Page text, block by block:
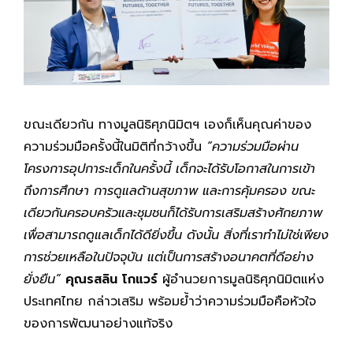
ขณะเดียวกัน ทางมูลนิธิศุภนิมิตฯ เองก็เห็นคุณค่าของ
ความร่วมมือครั้งนี้ในมิติที่กว้างขึ้น “ความร่วมมือผ่าน
โครงการอุปการะเด็กในครั้งนี้ เด็กจะได้รับโอกาสในการเข้า
ถึงการศึกษา การดูแลด้านสุขภาพ และการคุ้มครอง ขณะ
เดียวกันครอบครัวและชุมชนก็ได้รับการเสริมสร้างศักยภาพ
เพื่อสามารถดูแลเด็กได้ดียิ่งขึ้น ดังนั้น สิ่งที่เราทำไม่ใช่เพียง
การช่วยเหลือในปัจจุบัน แต่เป็นการสร้างอนาคตที่ดีอย่าง
ยั่งยืน” คุณรสลิน โกแวร์ ผู้อำนวยการมูลนิธิศุภนิมิตแห่ง
ประเทศไทย กล่าวเสริม พร้อมย้ำว่าความร่วมมือคือหัวใจ
ของการพัฒนาอย่างแท้จริง